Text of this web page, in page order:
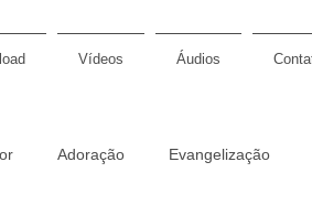
Vídeos Áudios
Adoração Evangelização